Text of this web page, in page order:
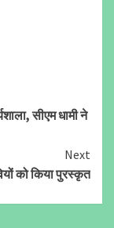
सीएम धामी ने
Next
को किया पुरस्कृत